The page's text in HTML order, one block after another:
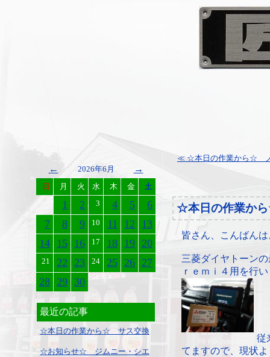
← 2026年6月 →
日 月 火 水 木 金 土
1 2 3 4 5
6
7
8 9 10 11 12
13
14 15 16 17 18 19 20
21 22 23 24 25 26 27
28 29 30
最近の記事
☆本日の作業から☆ サス交換
☆お知らせ☆ ジムニー・シエ
≪ ☆本日の作業から☆
☆本日の作業か
皆さん、こんばんは
三菱ダイヤトーン
ｒｅｍｉ４用を行
従
てますので、現状